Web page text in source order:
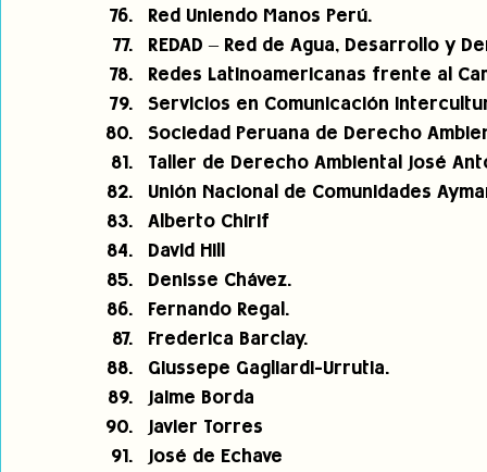
Red Uniendo Manos Perú.
REDAD – Red de Agua, Desarrollo y
Redes Latinoamericanas frente al
Servicios en Comunicación
Sociedad Peruana de Derecho
Taller de Derecho Ambiental José
Unión Nacional de Comunidades
Alberto Chirif
David Hill
Denisse Chávez.
Fernando Regal.
Frederica Barclay.
Giussepe Gagliardi-Urrutia.
Jaime Borda
Javier Torres
José de Echave